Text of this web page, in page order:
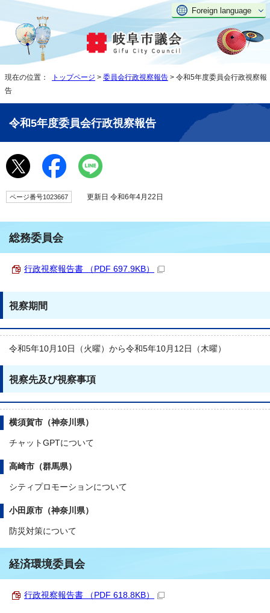
Foreign language
現在の位置： トップページ > 委員会行政視察報告 > 令和5年度委員会行政視察報
告
令和5年度委員会行政視察報告
ページ番号1023667 更新日 令和6年4月22日
総務委員会
行政視察報告書 （PDF 697.9KB）
視察期間
令和5年10月10日（火曜）から令和5年10月12日（木曜）
視察先及び視察事項
横須賀市（神奈川県）
チャットGPTについて
高崎市（群馬県）
シティプロモーションについて
小田原市（神奈川県）
防災対策について
経済環境委員会
行政視察報告書 （PDF 618.8KB）